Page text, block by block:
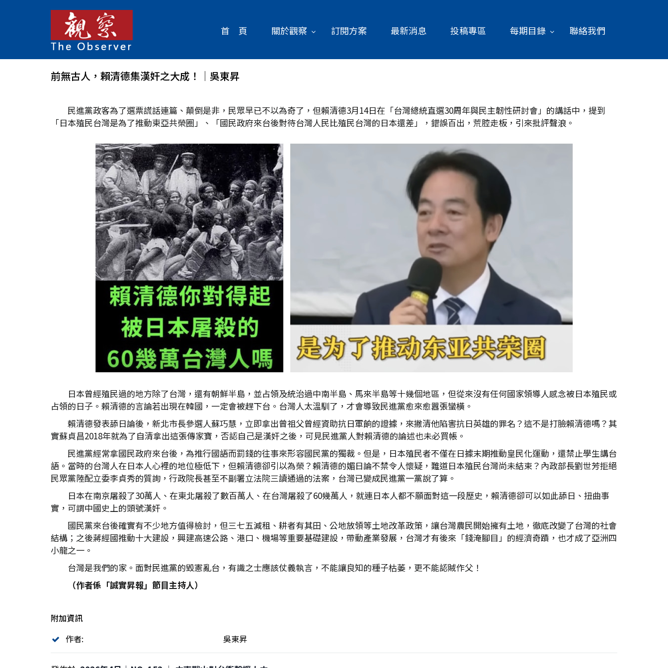
首 頁 關於觀察 訂閱方案 最新消息 投稿專區 每期目錄 聯絡我們
前無古人，賴清德集漢奸之大成！│吳東昇
民進黨政客為了選票謊話連篇、顛倒是非，民眾早已不以為奇了，但賴清德3月14日在「台灣總統直選30周年與民主韌性研討會」的講話中，提到
「日本殖民台灣是為了推動東亞共榮圈」、「國民政府來台後對待台灣人民比殖民台灣的日本還差」，錯誤百出，荒腔走板，引來批評聲浪。
日本曾經殖民過的地方除了台灣，還有朝鮮半島，並占領及統治過中南半島、馬來半島等十幾個地區，但從來沒有任何國家領導人感念被日本殖民或
占領的日子。賴清德的言論若出現在韓國，一定會被趕下台。台灣人太溫馴了，才會導致民進黨愈來愈囂張蠻橫。
賴清德發表舔日論後，新北市長參選人蘇巧慧，立即拿出曾祖父曾經資助抗日軍餉的證據，來撇清他陷害抗日英雄的罪名？這不是打臉賴清德嗎？其
實蘇貞昌2018年就為了自清拿出這張傳家寶，否認自己是漢奸之後，可見民進黨人對賴清德的論述也未必買帳。
民進黨經常拿國民政府來台後，為推行國語而罰錢的往事來形容國民黨的獨裁。但是，日本殖民者不僅在日據末期推動皇民化運動，還禁止學生講台
語。當時的台灣人在日本人心裡的地位極低下，但賴清德卻引以為榮？賴清德的媚日論不禁令人懷疑，難道日本殖民台灣尚未結束？內政部長劉世芳拒絕
民眾黨陸配立委李貞秀的質詢，行政院長甚至不副署立法院三讀通過的法案，台灣已變成民進黨一黨說了算。
日本在南京屠殺了30萬人、在東北屠殺了數百萬人、在台灣屠殺了60幾萬人，就連日本人都不願面對這一段歷史，賴清德卻可以如此舔日、扭曲事
實，可謂中國史上的頭號漢奸。
國民黨來台後確實有不少地方值得檢討，但三七五減租、耕者有其田、公地放領等土地改革政策，讓台灣農民開始擁有土地，徹底改變了台灣的社會
結構；之後蔣經國推動十大建設，興建高速公路、港口、機場等重要基礎建設，帶動產業發展，台灣才有後來「錢淹腳目」的經濟奇蹟，也才成了亞洲四
小龍之一。
台灣是我們的家。面對民進黨的毀憲亂台，有識之士應該仗義執言，不能讓良知的種子枯萎，更不能認賊作父！
（作者係「誠實昇報」節目主持人）
附加資訊
作者:
吳東昇